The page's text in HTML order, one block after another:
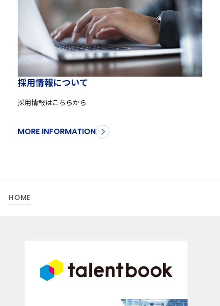
採用情報について
採用情報はこちらから
MORE INFORMATION
HOME